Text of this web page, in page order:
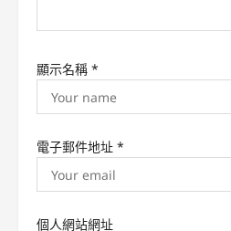
n
顯示名稱 *
電子郵件地址 *
個人網站網址